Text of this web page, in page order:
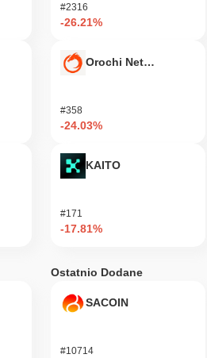
#2316
-26.21%
Orochi Network
#358
-24.03%
KAITO
#171
-17.81%
Ostatnio Dodane
SACOIN
#10714